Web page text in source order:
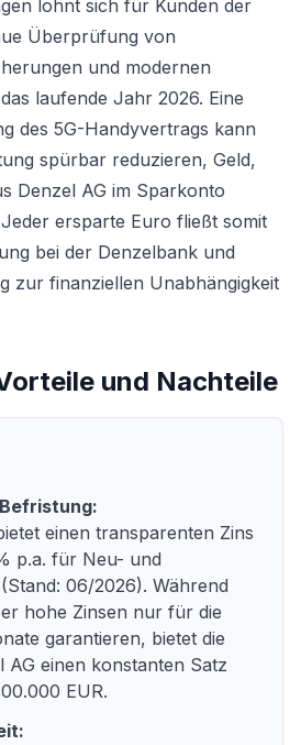
lohnt sich für Kunden der
Überprüfung von
und modernen
laufende Jahr 2026. Eine
des 5G-Handyvertrags kann
spürbar reduzieren, Geld,
Denzel AG im Sparkonto
ersparte Euro fließt somit
bei der Denzelbank und
zur finanziellen Unabhängigkeit
und Nachteile
einen transparenten Zins
p.a. für Neu- und
06/2026). Während
hohe Zinsen nur für die
garantieren, bietet die
AG einen konstanten Satz
EUR.